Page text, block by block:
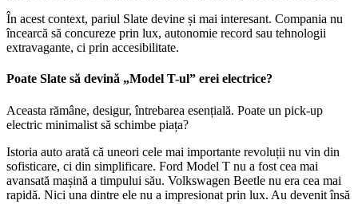
În acest context, pariul Slate devine și mai interesant. Compania nu
încearcă să concureze prin lux, autonomie record sau tehnologii
extravagante, ci prin accesibilitate.
Poate Slate să devină „Model T-ul” erei electrice?
Aceasta rămâne, desigur, întrebarea esențială. Poate un pick-up
electric minimalist să schimbe piața?
Istoria auto arată că uneori cele mai importante revoluții nu vin din
sofisticare, ci din simplificare. Ford Model T nu a fost cea mai
avansată mașină a timpului său. Volkswagen Beetle nu era cea mai
rapidă. Nici una dintre ele nu a impresionat prin lux. Au devenit însă